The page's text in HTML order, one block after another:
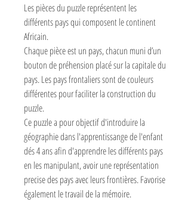
Les pièces du puzzle représentent les
différents pays qui composent le continent
Africain.
Chaque pièce est un pays, chacun muni d’un
bouton de préhension placé sur la capitale du
pays. Les pays frontaliers sont de couleurs
différentes pour faciliter la construction du
puzzle.
Ce puzzle a pour objectif d'introduire la
géographie dans l'apprentissange de l'enfant
dés 4 ans afin d'apprendre les différents pays
en les manipulant, avoir une représentation
precise des pays avec leurs frontières. Favorise
également le travail de la mémoire.